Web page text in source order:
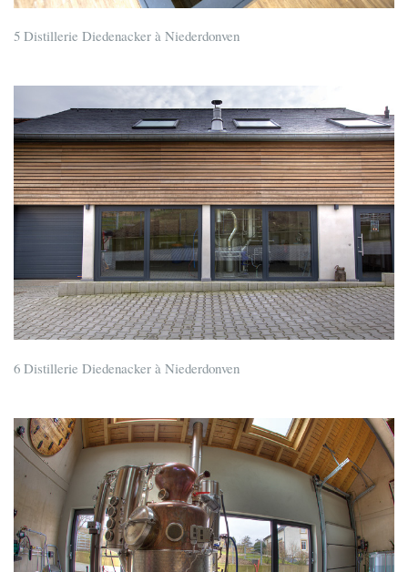
5 Distillerie Diedenacker à Niederdonven
6 Distillerie Diedenacker à Niederdonven